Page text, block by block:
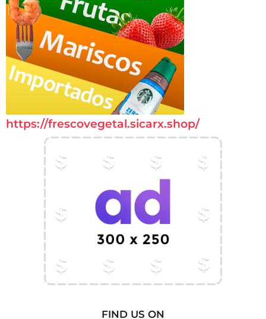
https://frescovegetal.sicarx.shop/
FIND US ON